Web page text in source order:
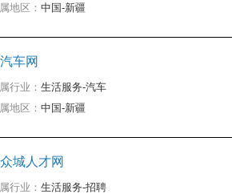
地区： 中国-新疆
车网
行业： 生活服务-汽车
地区： 中国-新疆
城人才网
行业： 生活服务-招聘